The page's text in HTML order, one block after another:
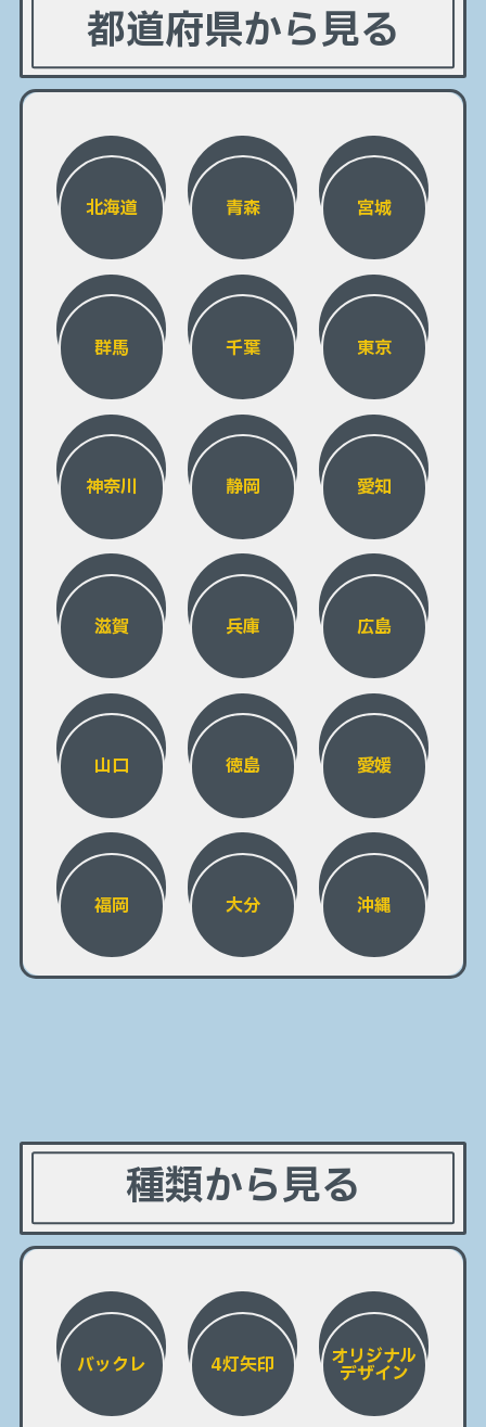
都道府県から見る
北海道 青森 宮城
群馬 千葉 東京
神奈川 静岡 愛知
滋賀 兵庫 広島
山口 徳島 愛媛
福岡 大分 沖縄
種類から見る
バックレ 4灯矢印 オリジナル
デザイン